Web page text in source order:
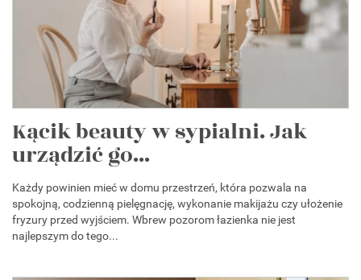
Kącik beauty w sypialni. Jak
urządzić go...
Każdy powinien mieć w domu przestrzeń, która pozwala na
spokojną, codzienną pielęgnację, wykonanie makijażu czy ułożenie
fryzury przed wyjściem. Wbrew pozorom łazienka nie jest
najlepszym do tego...